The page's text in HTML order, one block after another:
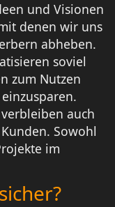
und Visionen
denen wir uns
abheben.
soviel
zum Nutzen
auch
Sowohl
im